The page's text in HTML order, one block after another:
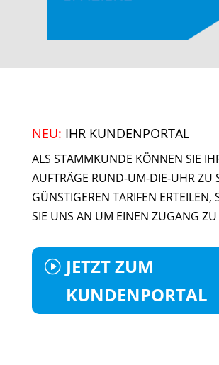
NEU: IHR KUNDENPORTAL
ALS STAMMKUNDE KÖNNEN SIE
AUFTRÄGE RUND-UM-DIE-UHR ZU
GÜNSTIGEREN TARIFEN ERTEILEN,
SIE UNS AN UM EINEN ZUGANG ZU
JETZT ZUM
KUNDENPORTAL